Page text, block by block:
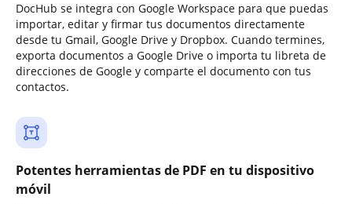
DocHub se integra con Google Workspace para que puedas
importar, editar y firmar tus documentos directamente
desde tu Gmail, Google Drive y Dropbox. Cuando termines,
exporta documentos a Google Drive o importa tu libreta de
direcciones de Google y comparte el documento con tus
contactos.
Potentes herramientas de PDF en tu dispositivo
móvil